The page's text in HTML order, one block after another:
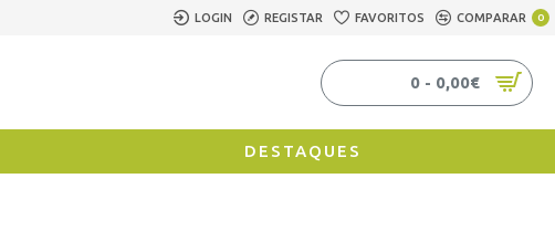
LOGIN REGISTAR FAVORITOS COMPARAR 0
0 - 0,00€
DESTAQUES